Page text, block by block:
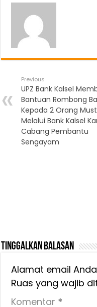
Previous
UPZ Bank Kalsel
Bantuan Rombong
Kepada 2 Orang
Melalui Bank Kalsel
Cabang Pembantu
Sengayam
Tinggalkan Balasan
Alamat email
Ruas yang wajib
Komentar *